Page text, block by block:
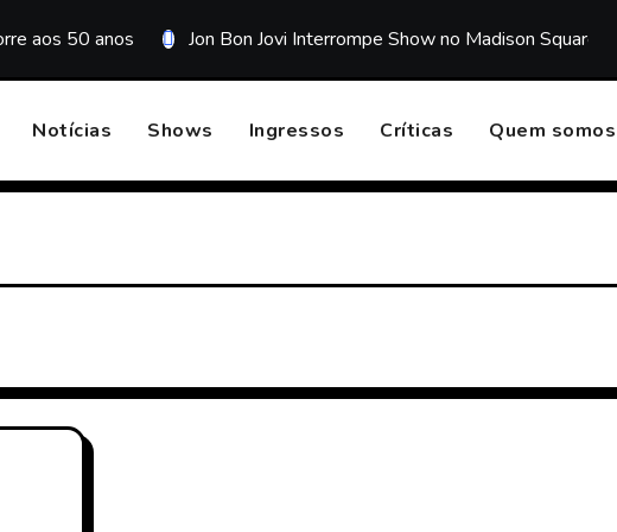
aos 50 anos Jon Bon Jovi Interrompe Show no Madison Square
Notícias Shows Ingressos Críticas Quem somos